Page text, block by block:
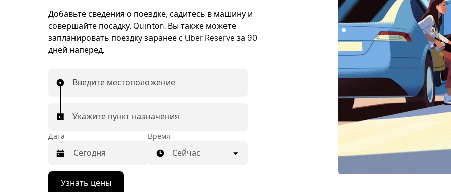
Добавьте сведения о поездке, садитесь в машину и
совершайте посадку. Quinton. Вы также можете
запланировать поездку заранее с Uber Reserve за 90
дней наперед.
Введите местоположение
Укажите пункт назначения
Дата
Нажмите
стрелку
Время
Сейчас
Узнать цены